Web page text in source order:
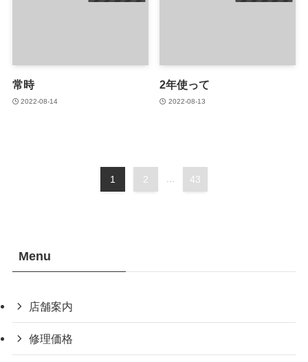
常時
2022-08-14
2年使って
2022-08-13
1 2 ... 43
Menu
店舗案内
修理価格